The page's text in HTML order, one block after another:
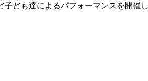
ども達によるパフォーマンスを開催